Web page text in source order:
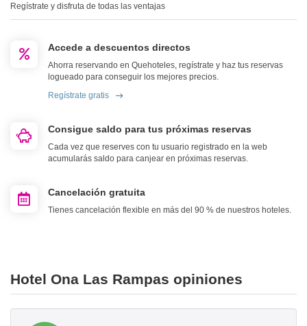
Regístrate y disfruta de todas las ventajas
Accede a descuentos directos
Ahorra reservando en Quehoteles, regístrate y haz tus reservas
logueado para conseguir los mejores precios.
Regístrate gratis
Consigue saldo para tus próximas reservas
Cada vez que reserves con tu usuario registrado en la web
acumularás saldo para canjear en próximas reservas.
Cancelación gratuita
Tienes cancelación flexible en más del 90 % de nuestros hoteles.
Hotel Ona Las Rampas opiniones